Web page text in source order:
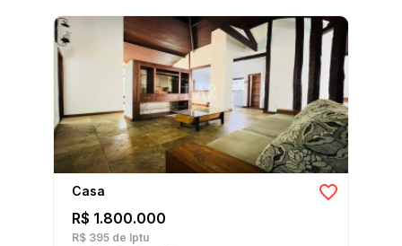
Casa
R$ 1.800.000
R$ 395 de Iptu